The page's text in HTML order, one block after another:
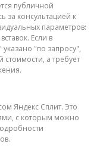
публичной
за консультацией к
параметров:
Если в
"по запросу",
стоимости, а требует
Яндекс Сплит. Это
с которым можно